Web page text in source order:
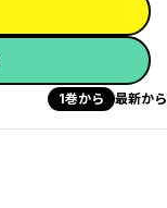
1巻から 最新から